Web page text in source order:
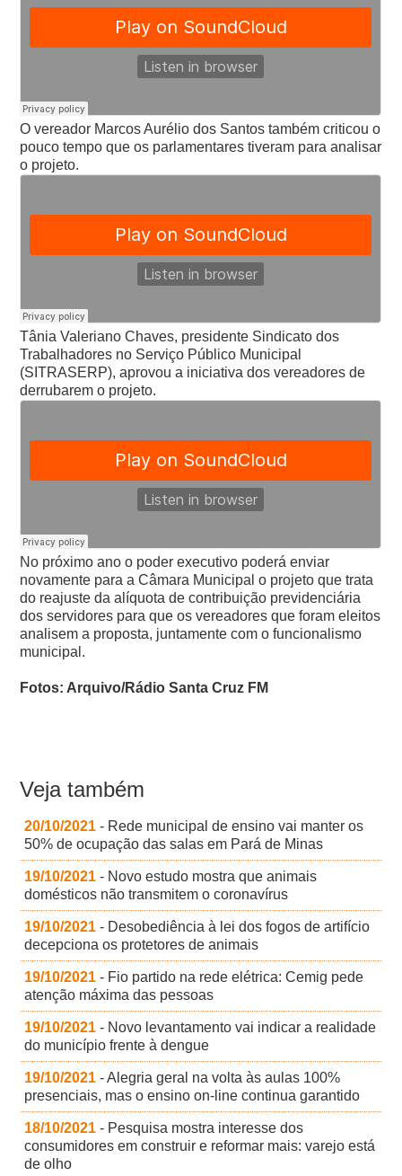
O vereador Marcos Aurélio dos Santos também criticou o
pouco tempo que os parlamentares tiveram para analisar
o projeto.
Tânia Valeriano Chaves, presidente Sindicato dos
Trabalhadores no Serviço Público Municipal
(SITRASERP), aprovou a iniciativa dos vereadores de
derrubarem o projeto.
No próximo ano o poder executivo poderá enviar
novamente para a Câmara Municipal o projeto que trata
do reajuste da alíquota de contribuição previdenciária
dos servidores para que os vereadores que foram eleitos
analisem a proposta, juntamente com o funcionalismo
municipal.
Fotos: Arquivo/Rádio Santa Cruz FM
Veja também
20/10/2021 - Rede municipal de ensino vai manter os
50% de ocupação das salas em Pará de Minas
19/10/2021 - Novo estudo mostra que animais
domésticos não transmitem o coronavírus
19/10/2021 - Desobediência à lei dos fogos de artifício
decepciona os protetores de animais
19/10/2021 - Fio partido na rede elétrica: Cemig pede
atenção máxima das pessoas
19/10/2021 - Novo levantamento vai indicar a realidade
do município frente à dengue
19/10/2021 - Alegria geral na volta às aulas 100%
presenciais, mas o ensino on-line continua garantido
18/10/2021 - Pesquisa mostra interesse dos
consumidores em construir e reformar mais: varejo está
de olho